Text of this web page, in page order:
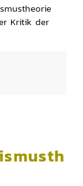
Kritik der